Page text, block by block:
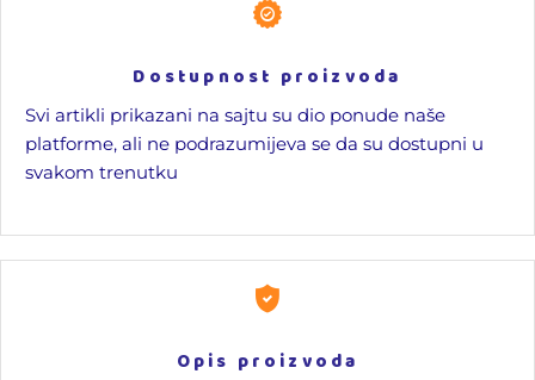
Dostupnost proizvoda
Svi artikli prikazani na sajtu su dio ponude naše
platforme, ali ne podrazumijeva se da su dostupni u
svakom trenutku
Opis proizvoda